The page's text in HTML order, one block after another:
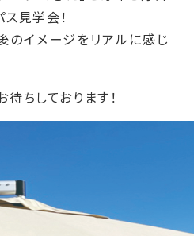
見学会！
のイメージをリアルに感じ
ちしております！